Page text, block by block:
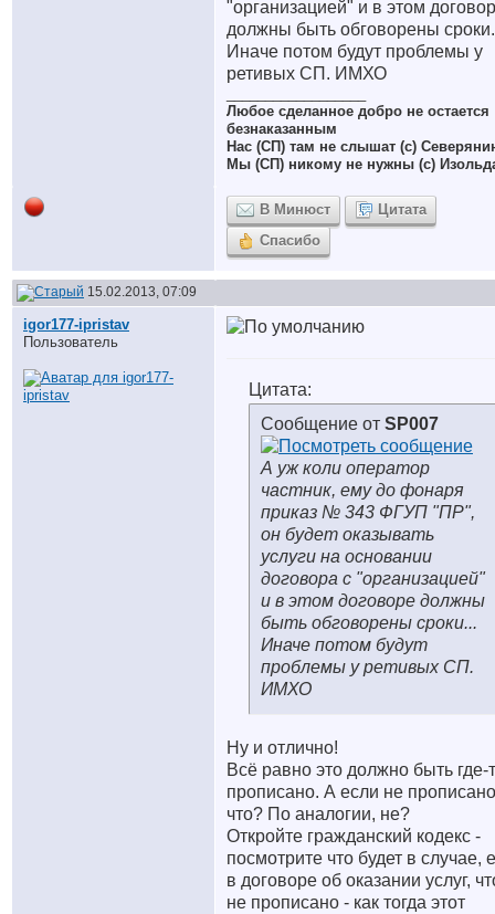
"организацией" и в этом
должны быть обговорены
Иначе потом будут проблемы у
ретивых СП. ИМХО
Любое сделанное добро не остается
безнаказанным
Нас (СП) там не слышат (с)
Мы (СП) никому не нужны (с)
В Минюст
Цитата
Спасибо
15.02.2013, 07:09
igor177-ipristav
Пользователь
Цитата:
Сообщение от SP007
А уж коли оператор
частник, ему до фонаря
приказ № 343 ФГУП "ПР",
он будет оказывать
услуги на основании
договора с "организацией"
и в этом договоре должны
быть обговорены сроки...
Иначе потом будут
проблемы у ретивых СП.
ИМХО
Ну и отлично!
Всё равно это должно быть где-
прописано. А если не
что? По аналогии, не?
Откройте гражданский кодекс -
посмотрите что будет в случае,
в договоре об оказании услуг,
не прописано - как тогда этот